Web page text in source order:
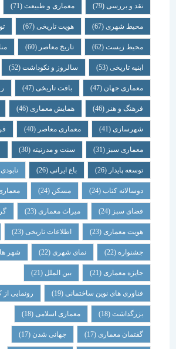
نقد و بررسی (79) معماری و طبیعت (71)
محیط شهری(67) هویت تاریخی(67) توسعه
محیط زیست(62) تاریخ معاصر(60) منابع
ابنیه تاریخی(53) سالروز و نکوداشت(52)
معماری جهان (47) بافت تاریخی(47) روز
فرهنگ و هنر(46) همایش معماری (46) تاریخ
شهرسازی(41) معماری معاصر(40) فراخوان ها
معماری سبز(31) سنت و مدرنیته(30) فناوری
توسعه پایدار(26) باغ ایرانی(26) نابودی و
دوسالانه کتاب(24) مسکن (24) معماری ایرانی
فضای سبز(24) میراث معماری (23) گردشگری
هویت معماری (23) اطلاعات تاریخی(23)
جشنواره(22) نمای شهری(22) شهر های
جایزه معماری (21) بین الملل(21)
فناوری های نوین ساختمانی(19) رونمایی از کتاب (18)
بزرگداشت (18) معماری اسلامی(18)
گفتمان معماری (17) جهانی شدن(17)